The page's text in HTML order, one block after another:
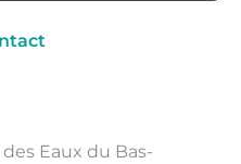
Eaux du Bas-